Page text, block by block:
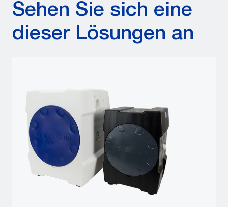
Sehen Sie sich eine
dieser Lösungen an